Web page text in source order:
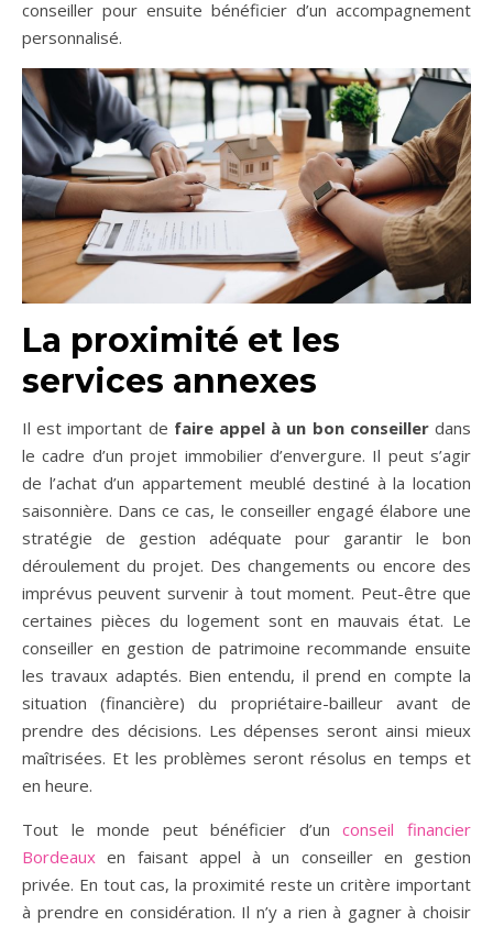
conseiller pour ensuite bénéficier d’un accompagnement
personnalisé.
La proximité et les
services annexes
Il est important de faire appel à un bon conseillerdans
le cadre d’un projet immobilier d’envergure. Il peut s’agir
de l’achat d’un appartement meublé destiné à la location
saisonnière. Dans ce cas, le conseiller engagé élabore une
stratégie de gestion adéquate pour garantir le bon
déroulement du projet. Des changements ou encore des
imprévus peuvent survenir à tout moment. Peut-être que
certaines pièces du logement sont en mauvais état. Le
conseiller en gestion de patrimoine recommande ensuite
les travaux adaptés. Bien entendu, il prend en compte la
situation (financière) du propriétaire-bailleur avant de
prendre des décisions. Les dépenses seront ainsi mieux
maîtrisées. Et les problèmes seront résolus en temps et
en heure.
Tout le monde peut bénéficier d’unconseil financier
Bordeaux en faisant appel à un conseiller en gestion
privée. En tout cas, la proximité reste un critère important
à prendre en considération. Il n’y a rien à gagner à choisir